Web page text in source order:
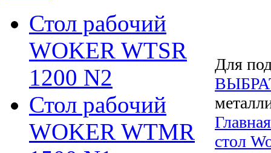
Стол рабочий
WOKER WTSR
1200 N2
Стол рабочий
WOKER WTMR
Для
Главная
стол